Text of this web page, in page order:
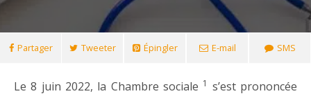
Partager Tweeter Épingler E-mail SMS
Le 8 juin 2022, la Chambre sociale 1 s’est prononcée